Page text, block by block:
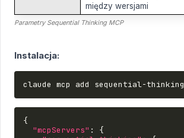
Parametry Sequential Thinking MCP
między wersjami
Instalacja:
claude mcp add sequential-thinking
{
"mcpServers" :
{